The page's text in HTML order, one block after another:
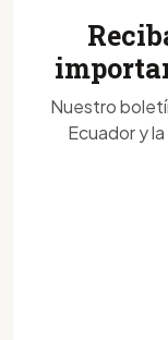
Nuestro
Ecuador y